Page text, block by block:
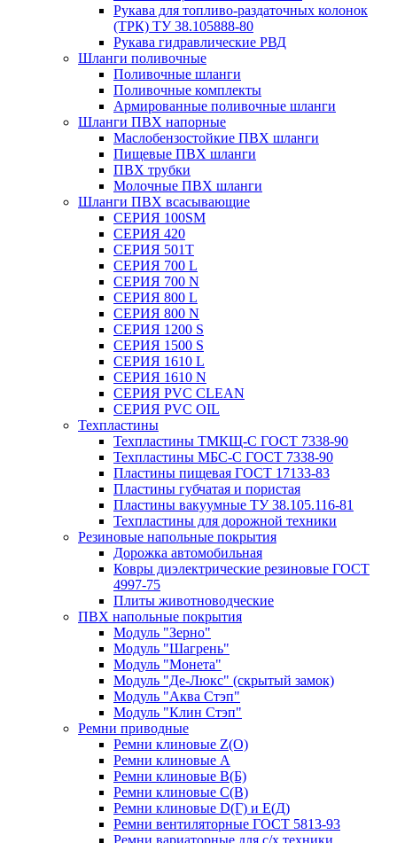
Рукава для топливо-раздаточных колонок
(ТРК) ТУ 38.105888-80
Рукава гидравлические РВД
Шланги поливочные
Поливочные шланги
Поливочные комплекты
Армированные поливочные шланги
Шланги ПВХ напорные
Маслобензостойкие ПВХ шланги
Пищевые ПВХ шланги
ПВХ трубки
Молочные ПВХ шланги
Шланги ПВХ всасывающие
СЕРИЯ 100SM
СЕРИЯ 420
СЕРИЯ 501T
СЕРИЯ 700 L
СЕРИЯ 700 N
СЕРИЯ 800 L
СЕРИЯ 800 N
СЕРИЯ 1200 S
СЕРИЯ 1500 S
СЕРИЯ 1610 L
СЕРИЯ 1610 N
СЕРИЯ PVC CLEAN
СЕРИЯ PVC OIL
Техпластины
Техпластины ТМКЩ-С ГОСТ 7338-90
Техпластины МБС-С ГОСТ 7338-90
Пластины пищевая ГОСТ 17133-83
Пластины губчатая и пористая
Пластины вакуумные ТУ 38.105.116-81
Техпластины для дорожной техники
Резиновые напольные покрытия
Дорожка автомобильная
Ковры диэлектрические резиновые ГОСТ
4997-75
Плиты животноводческие
ПВХ напольные покрытия
Модуль "Зерно"
Модуль "Шагрень"
Модуль "Монета"
Модуль "Де-Люкс" (скрытый замок)
Модуль "Аква Стэп"
Модуль "Клин Стэп"
Ремни приводные
Ремни клиновые Z(О)
Ремни клиновые А
Ремни клиновые В(Б)
Ремни клиновые С(В)
Ремни клиновые D(Г) и Е(Д)
Ремни вентиляторные ГОСТ 5813-93
Ремни вариаторные для с/х техники